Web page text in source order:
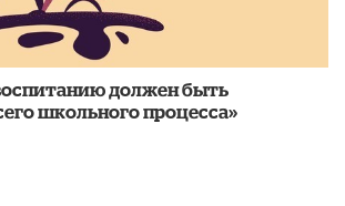
должен быть
школьного процесса»